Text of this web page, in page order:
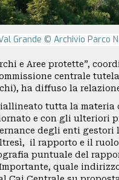
Grande © Archivio Parco
e Aree protette”,
centrale
ha diffuso la
tutta la materia
e con gli ulteriori
degli enti gestori
il rapporto e il
puntuale del
quale